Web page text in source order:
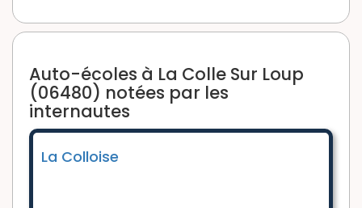
Auto-écoles à La Colle Sur Loup
(06480) notées par les
internautes
La Colloise